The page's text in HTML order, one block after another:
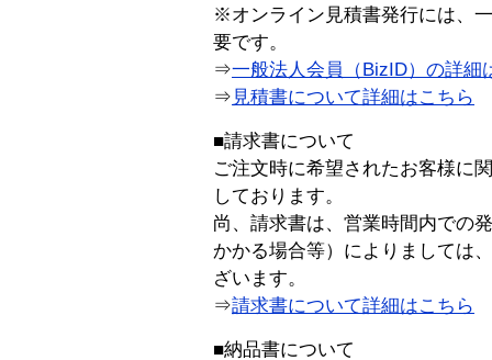
※オンライン見積書発行には、
要です。
⇒一般法人会員（BizID）の詳細
⇒ 見積書について詳細はこちら
■請求書について
ご注文時に希望されたお客様に
しております。
尚、請求書は、営業時間内での
かかる場合等）によりましては
ざいます。
⇒請求書について詳細はこちら
■納品書について